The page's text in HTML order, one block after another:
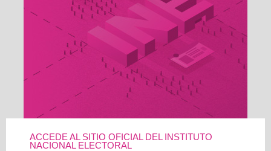
ACCEDE AL SITIO OFICIAL DEL INSTITUTO
NACIONAL ELECTORAL